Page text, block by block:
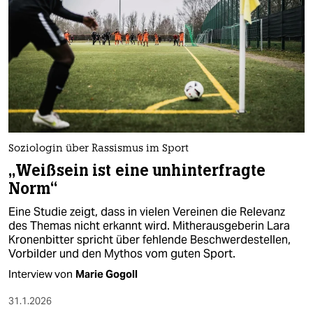
Soziologin über Rassismus im Sport
„Weißsein ist eine unhinterfragte
Norm“
Eine Studie zeigt, dass in vielen Vereinen die Relevanz
des Themas nicht erkannt wird. Mitherausgeberin Lara
Kronenbitter spricht über fehlende Beschwerdestellen,
Vorbilder und den Mythos vom guten Sport.
Interview von Marie Gogoll
31.1.2026